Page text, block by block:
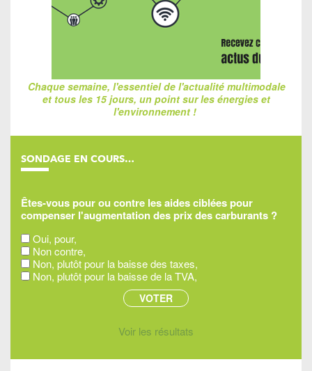
Chaque semaine, l'essentiel de l'actualité multimodale
et tous les 15 jours, un point sur les énergies et
l'environnement !
SONDAGE EN COURS…
Êtes-vous pour ou contre les aides ciblées pour
compenser l'augmentation des prix des carburants ?
Oui, pour,
Non contre,
Non, plutôt pour la baisse des taxes,
Non, plutôt pour la baisse de la TVA,
Voir les résultats